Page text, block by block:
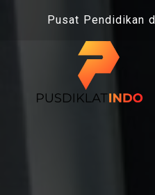
Pusat Pendidikan